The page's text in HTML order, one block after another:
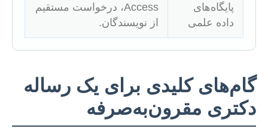
پایگاه‌های
داده علمی
Access، درخواست مستقیم
از نویسندگان.
گام‌های کلیدی برای یک رساله
دکتری مقرون‌به‌صرفه